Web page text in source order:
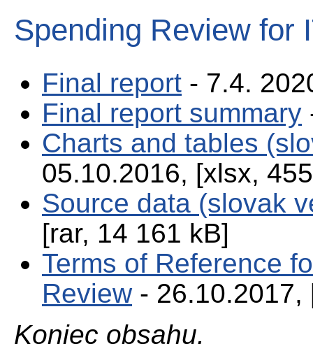
Spending Review for
Final report - 7.4.
Final report summary
Charts and tables
05.10.2016, [xlsx,
Source data (slovak
[rar, 14 161 kB]
Terms of Reference
Review- 26.10.2017,
Koniec obsahu.